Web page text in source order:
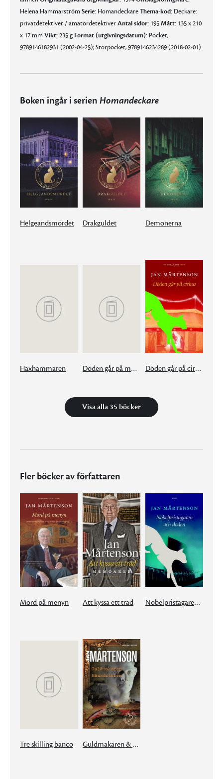
Helena HammarströmSerie: HomandeckareThema-kod: Deckare:
privatdetektiver / amatördetektiverAntal sidor: 195Mått: 135 x 210
x 17 mmVikt:235 g Format (utgivningsdatum): Pocket,
9789146182931 (2002-04-25); Storpocket, 9789146234289 (2018-02-01)
Boken ingår i serien Homandeckare
Helgeandsmordet Drakguldet Demonerna
Häxhammaren Döden går på museum Döden går på cirkus
Visa alla 35 böcker
Fler böcker av författaren
Mord på menyn Att kyssa ett träd Nobelpristagaren och döden
Tre skilling banco Guldmakaren & Häxmästaren